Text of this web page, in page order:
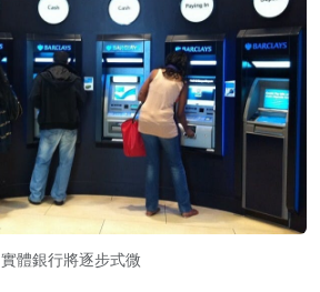
實體銀行將逐步式微